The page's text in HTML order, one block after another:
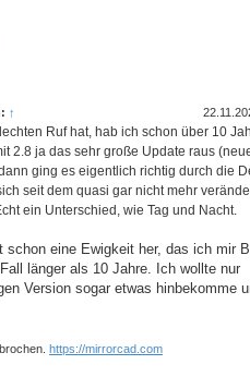
↑
Ruf hat, hab ich schon über 10
2.8 ja das sehr große Update raus
ging es eigentlich richtig durch die
seit dem quasi gar nicht mehr
ein Unterschied, wie Tag und Nacht.
eine Ewigkeit her, das ich mir
länger als 10 Jahre. Ich wollte nur
Version sogar etwas hinbekomme
https://mirrorcad.com